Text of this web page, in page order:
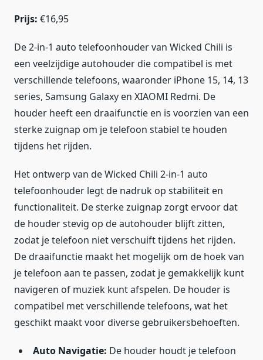
Prijs: €16,95
De 2-in-1 auto telefoonhouder van Wicked Chili is
een veelzijdige autohouder die compatibel is met
verschillende telefoons, waaronder iPhone 15, 14, 13
series, Samsung Galaxy en XIAOMI Redmi. De
houder heeft een draaifunctie en is voorzien van een
sterke zuignap om je telefoon stabiel te houden
tijdens het rijden.
Het ontwerp van de Wicked Chili 2-in-1 auto
telefoonhouder legt de nadruk op stabiliteit en
functionaliteit. De sterke zuignap zorgt ervoor dat
de houder stevig op de autohouder blijft zitten,
zodat je telefoon niet verschuift tijdens het rijden.
De draaifunctie maakt het mogelijk om de hoek van
je telefoon aan te passen, zodat je gemakkelijk kunt
navigeren of muziek kunt afspelen. De houder is
compatibel met verschillende telefoons, wat het
geschikt maakt voor diverse gebruikersbehoeften.
Auto Navigatie: De houder houdt je telefoon